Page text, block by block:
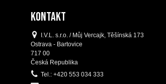
KONTAKT
I.V.L. s.r.o. / Můj Vercajk, Těšínská 173
Ostrava - Bartovice
717 00
Česká Republika
Tel.: +420 553 034 333